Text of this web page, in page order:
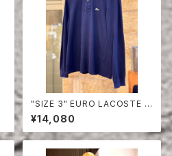
"SIZE 3" EURO LACOSTE P
OLO SHIRT LONG SLEEVE
¥14,080